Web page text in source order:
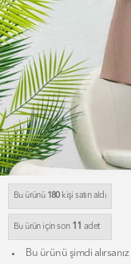
Bu ürünü 180kişi satın aldı
Bu ürün için son 11 adet
Bu ürünü şimdi alırsanız